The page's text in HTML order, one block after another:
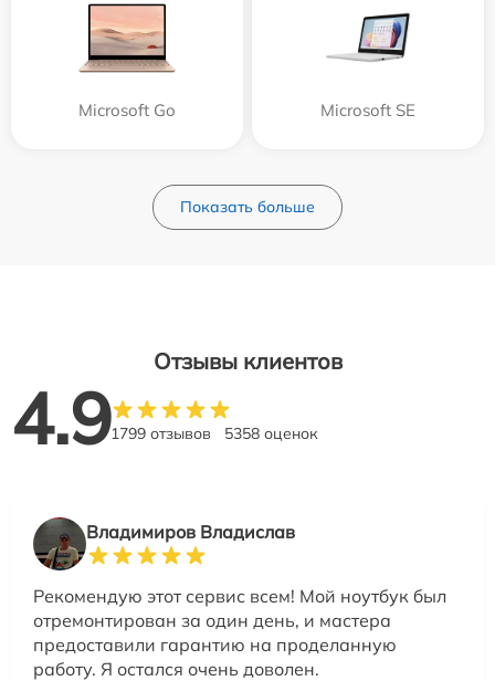
Microsoft Go Microsoft SE
Показать больше
Отзывы клиентов
4.91799 отзывов 5358 оценок
Владимиров Владислав
Рекомендую этот сервис всем! Мой ноутбук был
отремонтирован за один день, и мастера
предоставили гарантию на проделанную
работу. Я остался очень доволен.